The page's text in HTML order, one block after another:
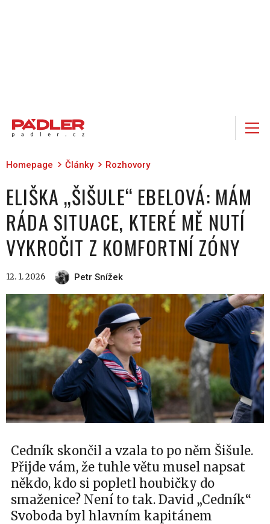
Homepage Články Rozhovory
ELIŠKA „ŠIŠULE“ EBELOVÁ: MÁM
RÁDA SITUACE, KTERÉ MĚ NUTÍ
VYKROČIT Z KOMFORTNÍ ZÓNY
12. 1. 2026 Petr Snížek
Cedník skončil a vzala to po něm Šišule.
Přijde vám, že tuhle větu musel napsat
někdo, kdo si popletl houbičky do
smaženice? Není to tak. David „Cedník“
Svoboda byl hlavním kapitánem